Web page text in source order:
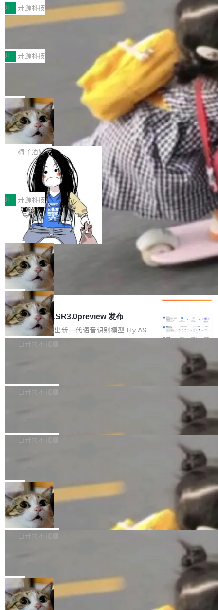
MPComm将作为一种传输引擎接入Mooncake T
ENT，实现零拷贝传输性能提升30%、非零拷贝
传输性能最高提升5倍。UCL-MPComm底层基
于自研UCL-Engine通信引擎，后续腾讯网平将
持续开源更多基于UCL-Engine的高性能通信组
件。 腾讯网平团队在UCL-MPComm中实现了一
个独立于业务线程的全局通信引擎（Engine），
型案例入选名单》，深信服“面向企业研发场景的
开源 AI 编程平台 CoStrict 应用”凭借卓越的技术
创新与落地成效成功入选。 全链路私有化部署，
助力企业AI研发安全落地 当前，越来越多企业已
经开始引入 AI Coding 工具，通过调用公有云模
型或企业内部部署模型提升研发效率。但随着 AI
Coding 从个人辅助工具逐步走向团队级、组织
级应用，企业在规模化落地过程中，对安全性、
可控性和代码质量提出了更高要求。 首先是数据
安全与合规要求。对于大多数普通研发场景，公
有云模型能够满足快速试用和效率提升的需求。
但对于金融、能源、医疗等对数据安全要求较...
开 开源科技
深信服AI算力网关入选工信部人工智能
前不久，工业和信息化部正式发布《2025年人工
智能应用典型案例名单》，集中展示人工智能在
各领域的应用成果，覆盖技术底座、行业赋能、
产品应用、支撑保障、专题等五大方向。深信服
AI算力网关（AI创新平台）成功入选！ 随着各行
各业的Agent走向规模化建设，算力构成形态逐
渐丰富，用户关注的重点也在发生变化：不只是
让AI用起来，还要进一步看清混合算力时代下，
Token花在哪里、算力是否被充分利用，以及持
续增长的AI成本该如何优化。 深信服AI算力网关
正是围绕这些实际问题，从Token治理和成本治
理两个方面，让用户的每一份算力都看得清、管
得住、用得稳、省得下、更安全！ 一、从现在开
始，Token使用一目...
开 开源科技
Jeff Dean 离开 Google：一个时代的结
束，一个实验室的开始
Google 员工编号 20。MapReduce 作者之一。
Bigtable 作者之一。TensorFlow 的作者之一。
Gemini 的架构师。Google 首席科学家。 Jeff D
ean 在 Google 工作了 27 年后，宣布离职。 他
不是一个人走。一同离开的还有 Sanjay Ghema
wat（Google 员工编号 23，Jeff Dean 二十多
年的编程搭档，MapReduce 和 Bigtable 的共同
作者）、Quoc Le（Google 大脑核心成员，Se
q2Seq 和 DocAI 的共同发明人）以及 Oriol Vin
yals（Gemini 联合负责人，AlphaSta...
局
🔥 SolonCode v2026.8.4 发布：界面
字体可调、22 种语言、记忆搜索增强
打开终端就能上岗的全中文编码智能体，这一轮
把「看得清、用母语、记得住」三件事一次补
齐。 SolonCode 是什么 SolonCode 是杭州无
耳科技研发的企业级终端编码智能体——一位全
中文驱动的数字员工，自主理解需求、规划步
骤、编写代码。不挑模型、不挑平台，curl 一行
装完即用。 开源地址：Gitee · GitCode · GitHu
b 安装 支持 Java 8+（8~26）、macOS / Linu
x / Windows / Harmony PC。 # macOS / Linu
x / Harmony PC curl -fsSL https://solon.noea
r.org/solon...
梅子酒好吃
让“代码语义理解”深度释放AI Coding
价值潜能：华为云码道（CodeArts）
代码仓技术解析
一、代码仓深度理解技术的作用与价值 在软件工
程实践中，代码仓是企业核心知识资产的主要载
体。企业级代码仓库通常包含数十万乃至数百万
个文件，其规模远超单次模型调用可承载的上下
文窗口。随着项目规模的持续扩张与代码历史的
不断累积，代码仓中的模块关系、接口契约、业
务逻辑等关键信息往往分散于数十乃至数百个文
件之中，形成高度复杂的知识关联网络。传统的
代码检索手段（如关键词匹配、目录遍历）仅能
在语法层面完成文本定位，难以触及代码的语义
内涵与结构关联，导致开发者使用代码智能体在
理解大规模代码仓时面临显著"代码仓理解"瓶
颈。 代码仓深度理解服务（以下简称" CodeBas
e深度理解服务"）是华为云码道（CodeA...
开 开源科技
一条“删库”命令跑 17 小时，算法工程
师删光 89TB 数据只为干私活
最高人民检察院8月4日公布了一起案件：北京一
名90后算法工程师王某，为了给自己接的私活腾
服务器空间，删光了公司AI游戏部门的全部核心
数据。 王某2024年1月入职东城区某科技公司AI
短剧部门，有互联网大厂背景。在公司内部架构
调整期间，部门三次通知全员将数据从A集群迁
移到B集群，王某都回复了"收到"。 他没有迁移
数据。2024年9月3日下午4点，他使用此前登录
的账号密码进入A集群，输入了一条被程序员圈
称为"删库跑路"的命令——最高管理员权限、无
自研的多个文生3D和...
局
Cloudflare 分享推理优化实践：KV ca
che 量化 + 权重压缩，吞吐量提升 4
1%，成本降 30%
Kimi 和 GLM 是当前最强的大模型系列之一，但
它们有一个共同的问题：太吃显存了。月之暗面
的 Kimi K 系列和智谱的 GLM 都是长上下文、M
oE 架构的大模型，好用到让人上瘾，但 GPU 显
存永远不够用。 Cloudflare 的 Workers AI 团队
一直在跑这些模型的推理。他们在官方博客上发
整性保护。效果是：吞吐量提升 41%，每 token
局
腾讯混元 Hy ASR3.0preview 发布
腾讯混元正式推出新一代语音识别模型 Hy ASR
3.0preview。基于最新一代大语言模型 Hy3 的
让语音识别不再只是听清，而是真正听懂。通过
w 不要求标准普通话，方言识别覆盖粤语、吴语
白开水不加糖
新和少量网页兼容性修复版本。 Changes/fixe
容提供的字体时出现的几个问题 为避免音频加
质的最低采样率）的音频格式将被拒绝 修复了 C
SS 圆角虚线样式中可能存在的问题 如果表单中
的图像元素不在同一个子树中，则它们将不再关
联 加...
白开水不加糖
发布的 Release Notes，他利用 AI 工具（如 Co
最强的若干项。对于尚未正式发版的 PG 19，则
通过拉取过去一年内（从 PG 18 Beta1 时间点
至今）的所有 commit，同样交由 AI 分析提炼。
经过人工复核，准确度令人满意。这一方法也为
社区爱好者提供了高效跟踪新版本的思路。
白开水不加糖
维护工作一直与我的日常工作、家务、社交生活
和休闲娱乐竞争时间。" 这是 libexpat 维护者 S
ebastian Pipping 写在博客里的话。8 月 4 日，
他宣布了一个新消息：从 2026 年 8 月 1 日起，
他可以全职维护 libexpat 了，最长 6 个月。发
库之一。你的操作系统、浏览器、无数的基础设
施软件，很可能都在用它。而过去十年，维护它
的人一直在用业余...
局
Firefox 153.0.3 发布
Firefox 153.0.3 现已发布，具体更新内容如
下： New Smart Window 包含多项增强功能：
gi?id=2019042">Bug&nbsp;2019042</a>）</l
i> <li>现在，助手可以直接使用 Exa 的网络搜索
结果回答问题，而无需将问题转交给搜索引擎。
白开水不加糖
的 npm 包。项目的核心论点是：容器不适合 Ag
ent 计算。真正适合的，是 Isolate。 Cloudflare
工程师在这件事上没什么可谦虚的——他们用 W
局
OpenAI 公开邮件和聊天记录回应苹果